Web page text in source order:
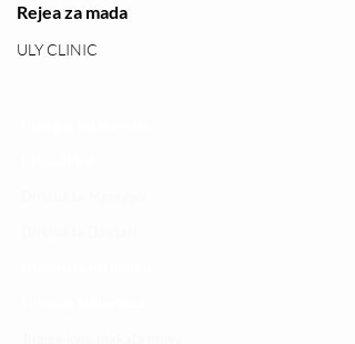
Rejea za mada
ULY CLINIC